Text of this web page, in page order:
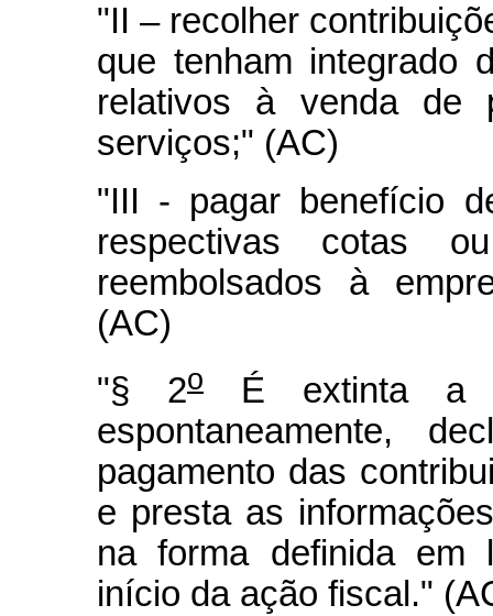
"II – recolher
que tenham integrado
relativos à venda de
serviços;" (AC)
"III - pagar benefício
respectivas cotas
reembolsados à
(AC)
"§ 2o
É extinta a
espontaneamente,
pagamento das
e presta as
na forma definida em
início da ação fiscal."